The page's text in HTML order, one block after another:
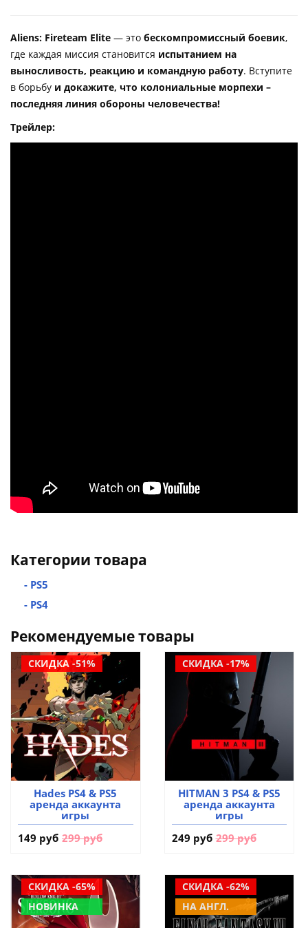
Aliens: Fireteam Elite — это бескомпромиссный боевик,
где каждая миссия становится испытанием на
выносливость, реакцию и командную работу. Вступите
в борьбу и докажите, что колониальные морпехи –
последняя линия обороны человечества!
Трейлер:
Категории товара
- PS5
- PS4
Рекомендуемые товары
СКИДКА -51%
Hades PS4 & PS5
аренда аккаунта
игры
149 руб 299 руб
СКИДКА -17%
HITMAN 3 PS4 & PS5
аренда аккаунта
игры
249 руб 299 руб
СКИДКА -65%
НОВИНКА
СКИДКА -62%
НА АНГЛ.